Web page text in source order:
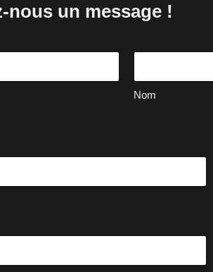
nous un message !
Nom